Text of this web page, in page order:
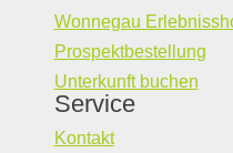
Wonnegau
Prospektbestellung
Unterkunft buchen
Service
Kontakt